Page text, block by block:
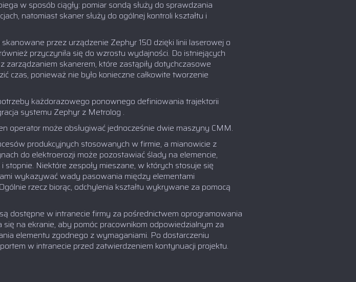
w sposób ciągły: pomiar sondą służy do sprawdzania
natomiast skaner służy do ogólnej kontroli kształtu i
przez urządzenie Zephyr 150 dzięki linii laserowej o
przyczyniła się do wzrostu wydajności. Do istniejących
skanerem, które zastąpiły dotychczasowe
czas, ponieważ nie było konieczne całkowite tworzenie
każdorazowego ponownego definiowania trajektorii
systemu Zephyr z Metrolog .
operator może obsługiwać jednocześnie dwie maszyny CMM.
produkcyjnych stosowanych w firmie, a mianowicie z
do elektroerozji może pozostawiać ślady na elemencie,
Niektóre zespoły mieszane, w których stosuje się
wykazywać wady pasowania między elementami
rzecz biorąc, odchylenia kształtu wykrywane za pomocą
dostępne w intranecie firmy za pośrednictwem oprogramowania
na ekranie, aby pomóc pracownikom odpowiedzialnym za
elementu zgodnego z wymaganiami. Po dostarczeniu
w intranecie przed zatwierdzeniem kontynuacji projektu.